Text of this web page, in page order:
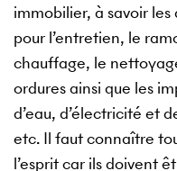
immobilier, à savoir
pour l’entretien, le
chauffage, le
ordures ainsi que les
d’eau, d’électricité et
etc. Il faut connaître
l’esprit car ils doivent